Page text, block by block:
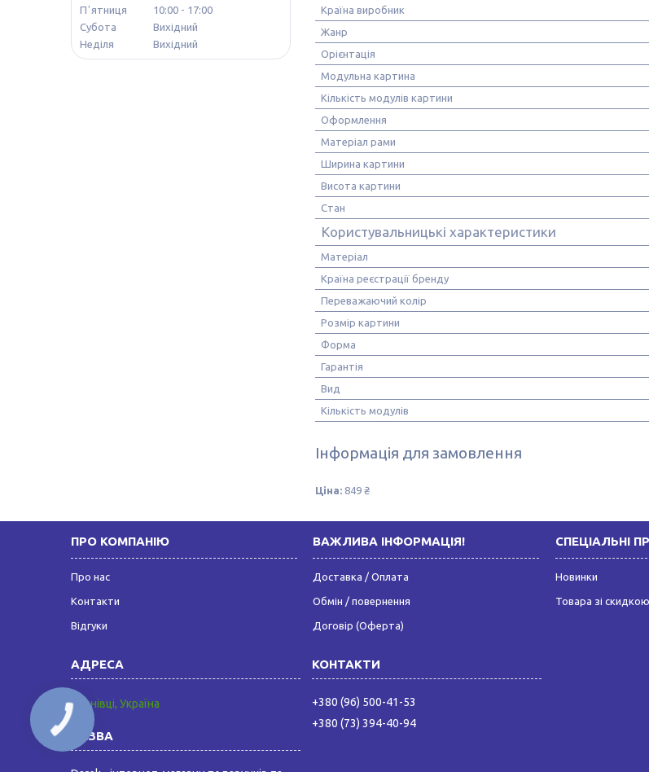
Країна виробник
Жанр
Орієнтація
Модульна картина
Кількість модулів картини
Оформлення
Матеріал рами
Ширина картини
Висота картини
Стан
Користувальницькі характеристики
Матеріал
Країна реєстрації бренду
Переважаючий колір
Розмір картини
Форма
Гарантія
Вид
Кількість модулів
Інформація для замовлення
Ціна: 849 ₴
Пʼятниця
10:00
17:00
Субота
Вихідний
Неділя
Вихідний
ПРО КОМПАНІЮ
Про нас
Контакти
Відгуки
ВАЖЛИВА ІНФОРМАЦІЯ!
Доставка / Оплата
Обмін / повернення
Договір (Оферта)
СПЕЦІАЛЬНІ
Новинки
Товара зі скидкою
Чернівці, Україна
+380 (96) 500-41-53
+380 (73) 394-40-94
КНОПКА
ЗВ'ЯЗКУ